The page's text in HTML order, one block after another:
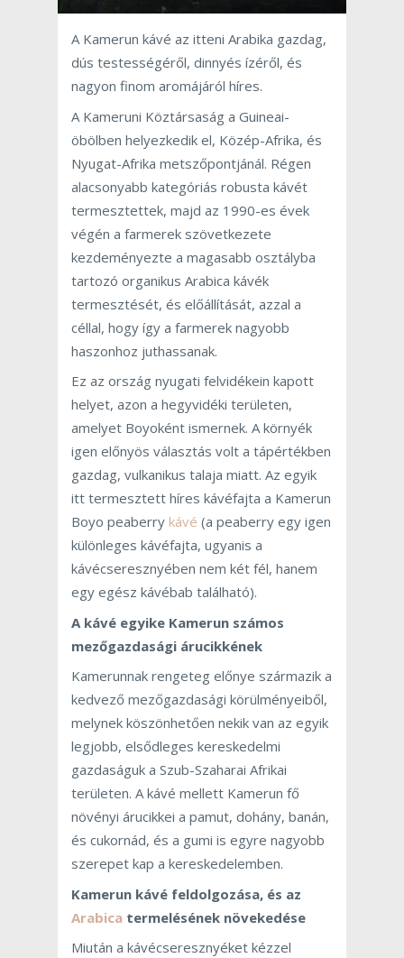
A Kamerun kávé az itteni Arabika gazdag,
dús testességéről, dinnyés ízéről, és
nagyon finom aromájáról híres.
A Kameruni Köztársaság a Guineai-
öbölben helyezkedik el, Közép-Afrika, és
Nyugat-Afrika metszőpontjánál. Régen
alacsonyabb kategóriás robusta kávét
termesztettek, majd az 1990-es évek
végén a farmerek szövetkezete
kezdeményezte a magasabb osztályba
tartozó organikus Arabica kávék
termesztését, és előállítását, azzal a
céllal, hogy így a farmerek nagyobb
haszonhoz juthassanak.
Ez az ország nyugati felvidékein kapott
helyet, azon a hegyvidéki területen,
amelyet Boyoként ismernek. A környék
igen előnyös választás volt a tápértékben
gazdag, vulkanikus talaja miatt. Az egyik
itt termesztett híres kávéfajta a Kamerun
Boyo peaberry kávé (a peaberry egy igen
különleges kávéfajta, ugyanis a
kávécseresznyében nem két fél, hanem
egy egész kávébab található).
A kávé egyike Kamerun számos
mezőgazdasági árucikkének
Kamerunnak rengeteg előnye származik a
kedvező mezőgazdasági körülményeiből,
melynek köszönhetően nekik van az egyik
legjobb, elsődleges kereskedelmi
gazdaságuk a Szub-Szaharai Afrikai
területen. A kávé mellett Kamerun fő
növényi árucikkei a pamut, dohány, banán,
és cukornád, és a gumi is egyre nagyobb
szerepet kap a kereskedelemben.
Kamerun kávé feldolgozása, és az
Arabica termelésének növekedése
Miután a kávécseresznyéket kézzel